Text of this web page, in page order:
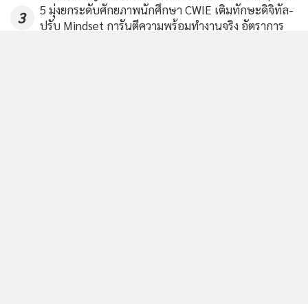
3
5 มุ่งยกระดับศักยภาพนักศึกษา CWIE เติมทักษะดิจิทัล-
ปรับ Mindset การันตีความพร้อมทำงานจริง อัตราการ